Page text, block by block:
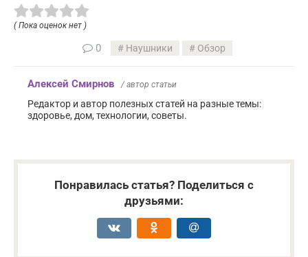
( Пока оценок нет )
0 Наушники Обзор
Алексей Смирнов / автор статьи
Редактор и автор полезных статей на разные темы:
здоровье, дом, технологии, советы.
Понравилась статья? Поделиться с
друзьями: